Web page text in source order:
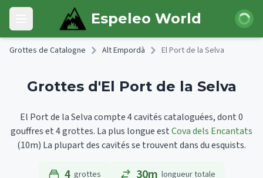
Skip to main content
Open main menu Espeleo World
Grottes de Catalogne Alt Empordà El Port de la Selva
Grottes d'El Port de la Selva
El Port de la Selva compte 4 cavités cataloguées, dont 0
gouffres et 4 grottes. La plus longue estCova dels Encantats
(10m) La plupart des cavités se trouvent dans du esquists.
4 grottes 30m longueur totale